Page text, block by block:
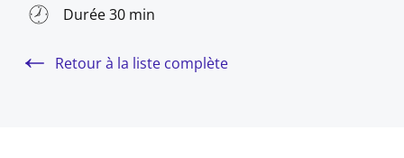
Durée 30 min
Retour à la liste complète